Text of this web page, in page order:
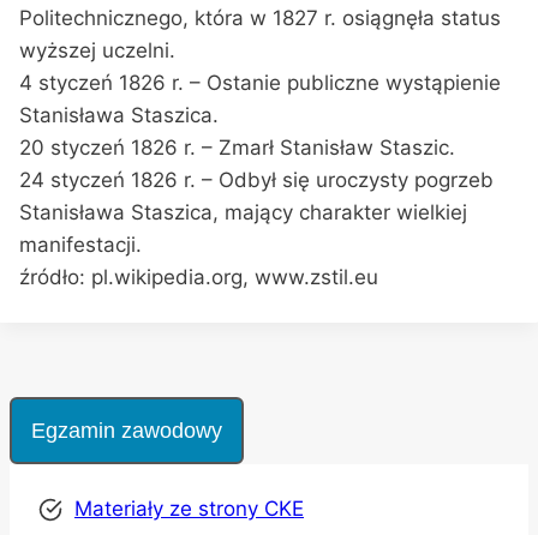
Politechnicznego, która w 1827 r. osiągnęła status
wyższej uczelni.
4 styczeń 1826 r. – Ostanie publiczne wystąpienie
Stanisława Staszica.
20 styczeń 1826 r. – Zmarł Stanisław Staszic.
24 styczeń 1826 r. – Odbył się uroczysty pogrzeb
Stanisława Staszica, mający charakter wielkiej
manifestacji.
źródło: pl.wikipedia.org, www.zstil.eu
Egzamin zawodowy
Materiały ze strony CKE